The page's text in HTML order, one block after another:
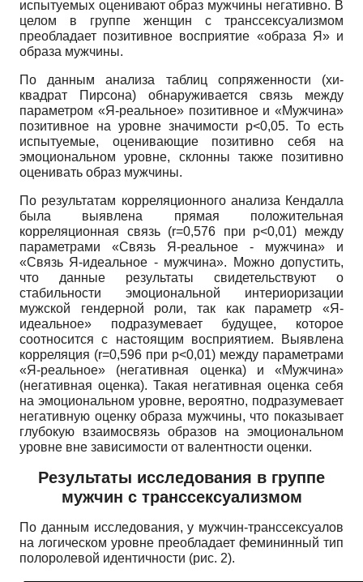
испытуемых оценивают образ мужчины негативно. В
целом в группе женщин с транссексуализмом
преобладает позитивное восприятие «образа Я» и
образа мужчины.
По данным анализа таблиц сопряженности (хи-
квадрат Пирсона) обнаруживается связь между
параметром «Я-реальное» позитивное и «Мужчина»
позитивное на уровне значимости р<0,05. То есть
испытуемые, оценивающие позитивно себя на
эмоциональном уровне, склонны также позитивно
оценивать образ мужчины.
По результатам корреляционного анализа Кендалла
была выявлена прямая положительная
корреляционная связь (r=0,576 при p<0,01) между
параметрами «Связь Я-реальное - мужчина» и
«Связь Я-идеальное - мужчина». Можно допустить,
что данные результаты свидетельствуют о
стабильности эмоциональной интериоризации
мужской гендерной роли, так как параметр «Я-
идеальное» подразумевает будущее, которое
соотносится с настоящим восприятием. Выявлена
корреляция (r=0,596 при p<0,01) между параметрами
«Я-реальное» (негативная оценка) и «Мужчина»
(негативная оценка). Такая негативная оценка себя
на эмоциональном уровне, вероятно, подразумевает
негативную оценку образа мужчины, что показывает
глубокую взаимосвязь образов на эмоциональном
уровне вне зависимости от валентности оценки.
Результаты исследования в группе
мужчин с транссексуализмом
По данным исследования, у мужчин-транссексуалов
на логическом уровне преобладает фемининный тип
полоролевой идентичности (рис. 2).